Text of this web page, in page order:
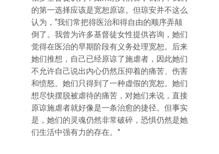
的第一选择应该是宽恕原谅。但琼安并不这么
认为，“我们常把得医治和得自由的顺序弄颠
倒了。我曾为许多基督徒女性提供咨询，她们
觉得在医治的早期阶段有义务处理宽恕。后来
她们推想，自己已经原谅了施虐者，因此她们
不允许自己说出内心仍然压抑着的痛苦、伤害
和愤怒。她们只得到了一种虚假的宽恕。她们
想尽快摆脱被虐待的痛苦，对她们来说，直接
原谅施虐者就好像是一条治愈的捷径。但事实
是，她们的灵魂仍然非常破碎，恐惧仍然是她
们生活中强有力的存在。”